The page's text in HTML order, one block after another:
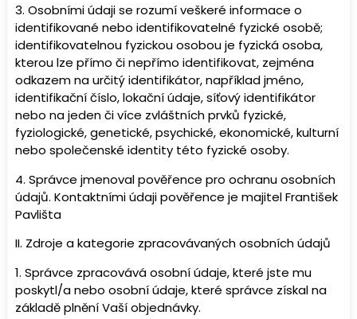
3. Osobními údaji se rozumí veškeré informace o
identifikované nebo identifikovatelné fyzické osobě;
identifikovatelnou fyzickou osobou je fyzická osoba,
kterou lze přímo či nepřímo identifikovat, zejména
odkazem na určitý identifikátor, například jméno,
identifikační číslo, lokační údaje, síťový identifikátor
nebo na jeden či více zvláštních prvků fyzické,
fyziologické, genetické, psychické, ekonomické, kulturní
nebo společenské identity této fyzické osoby.
4. Správce jmenoval pověřence pro ochranu osobních
údajů. Kontaktními údaji pověřence je majitel František
Pavlišta
II. Zdroje a kategorie zpracovávaných osobních údajů
1. Správce zpracovává osobní údaje, které jste mu
poskytl/a nebo osobní údaje, které správce získal na
základě plnění Vaší objednávky.